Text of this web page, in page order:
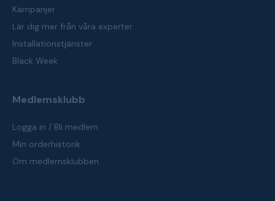
Kampanjer
Lär dig mer från våra experter
Installationstjänster
Black Week
Medlemsklubb
Logga in / Bli medlem
Min orderhistorik
Om medlemsklubben